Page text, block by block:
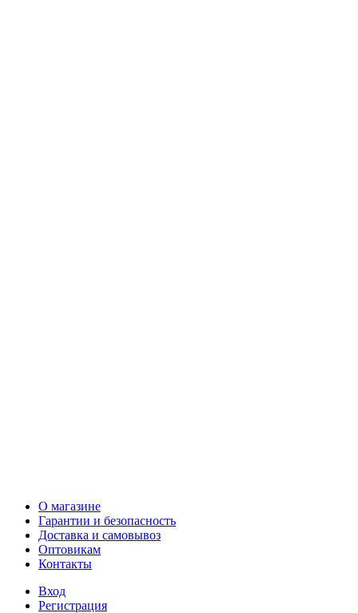
О магазине
Гарантии и безопасность
Доставка и самовывоз
Оптовикам
Контакты
Вход
Регистрация